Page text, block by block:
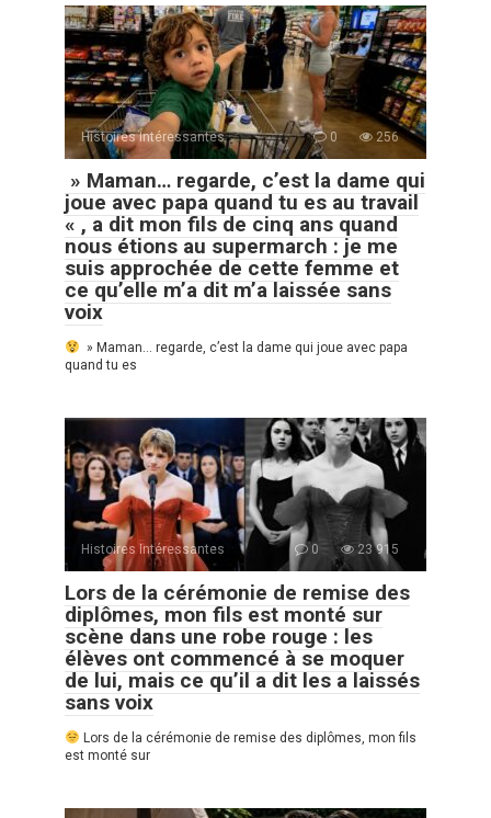
Histoires Intéressantes 0 256
» Maman… regarde, c’est la dame qui
joue avec papa quand tu es au travail
« , a dit mon fils de cinq ans quand
nous étions au supermarch : je me
suis approchée de cette femme et
ce qu’elle m’a dit m’a laissée sans
voix
» Maman… regarde, c’est la dame qui joue avec papa
quand tu es
Histoires Intéressantes 0 23 915
Lors de la cérémonie de remise des
diplômes, mon fils est monté sur
scène dans une robe rouge : les
élèves ont commencé à se moquer
de lui, mais ce qu’il a dit les a laissés
sans voix
Lors de la cérémonie de remise des diplômes, mon fils
est monté sur